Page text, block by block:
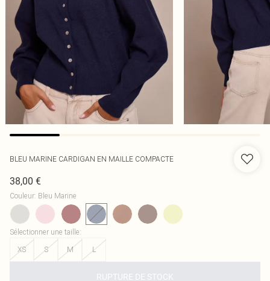
BLEU MARINE CARDIGAN EN MAILLE COMPACTE
38,00 €
Couleur: Bleu Marine
Sélectionner une taille:
XS
S M L
RUPTURE DE STOCK